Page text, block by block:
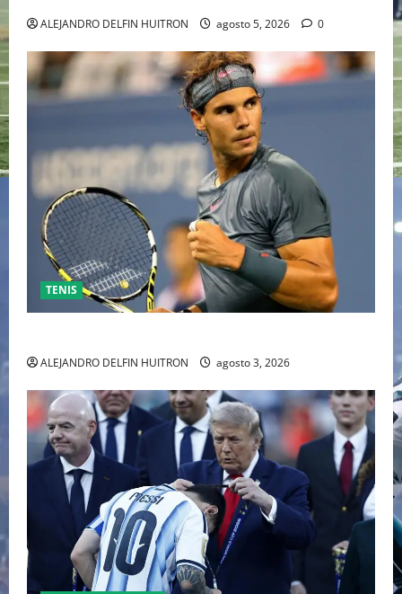
ALEJANDRO DELFIN HUITRON agosto 5, 2026 0
TENIS
ALEJANDRO DELFIN HUITRON agosto 3, 2026